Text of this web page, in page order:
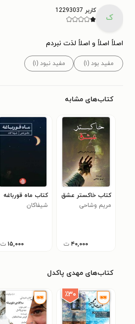
ک
کاربر 12293037
اصلاً اصلاً و اصلاً لذت نبردم
مفید بود (۱) مفید نبود (۱)
کتاب‌های مشابه
کتاب خاکستر عشق
مریم وشاحی
۴۰,۰۰۰ ت
کتاب ماه قورباغه
شیفاکان
۱۵,۰۰۰ ت
کتاب‌های مهدی پاکدل
٪۳۰